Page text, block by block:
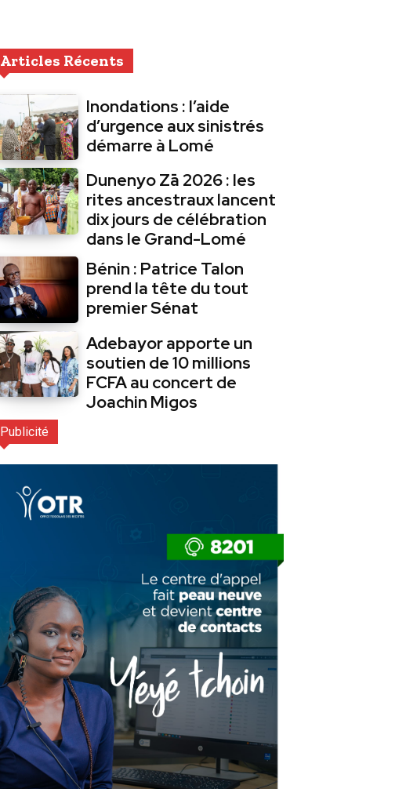
Articles Récents
Inondations : l’aide
d’urgence aux sinistrés
démarre à Lomé
Dunenyo Zā 2026 : les
rites ancestraux lancent
dix jours de célébration
dans le Grand-Lomé
Bénin : Patrice Talon
prend la tête du tout
premier Sénat
Adebayor apporte un
soutien de 10 millions
FCFA au concert de
Joachin Migos
Publicité